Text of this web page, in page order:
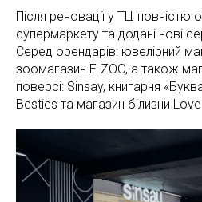
Після реновації у ТЦ повністю
супермаркету та додані нові
Серед орендарів: ювелірний
зоомагазин E-ZOO, а також
поверсі: Sinsay, книгарня
Besties та магазин білизни